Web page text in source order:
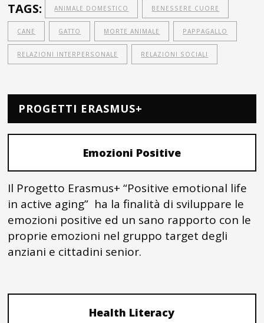
TAGS: ANIMALE DOMESTICO BENESSERE CUORE
CANE GATTO MORTE ANIMALE PAPPAGALLO
RELAZIONI INTERPERSONALE RELAZIONI SOCIALI
PROGETTI ERASMUS+
Emozioni Positive
Il Progetto Erasmus+ “Positive emotional life
in active aging” ha la finalità di sviluppare le
emozioni positive ed un sano rapporto con le
proprie emozioni nel gruppo target degli
anziani e cittadini senior.
Health Literacy